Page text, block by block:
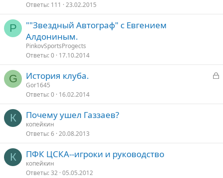
о
Ответы 111 23.02.2015
P
""Звездный Автограф" с Евгением
Алдониным.
PinkovSportsProgects
Ответы 0 17.10.2014
G
З
р
История клуба.
Gor1645
Ответы 0 16.02.2014
К Почему ушел Газзаев?
копейкин
Ответы 6 20.08.2013
К ПФК ЦСКА--игроки и руководство
копейкин
Ответы 32 05.05.2012